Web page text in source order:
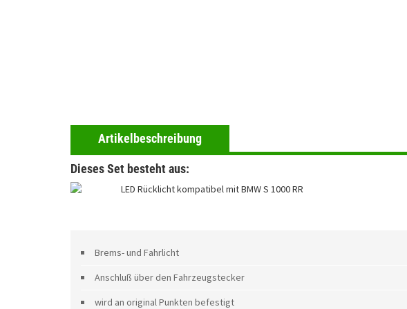
Artikelbeschreibung
Dieses Set besteht aus:
LED Rücklicht kompatibel mit BMW S 1000 RR
Brems- und Fahrlicht
Anschluß über den Fahrzeugstecker
wird an original Punkten befestigt